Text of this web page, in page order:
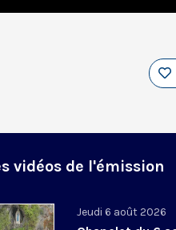
vidéos de l'émission
Jeudi 6 août 2026